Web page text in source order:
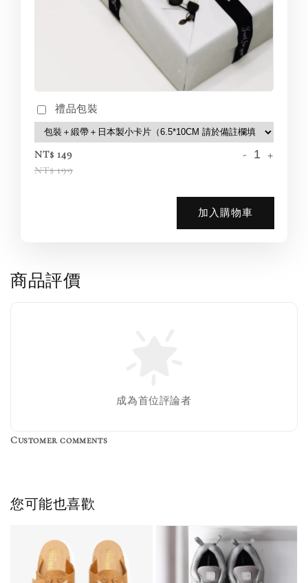
禮品包裝
NT$ 149
NT$ 199
- +
加入購物車
商品評價
成為首位評論者
Customer comments
您可能也喜歡